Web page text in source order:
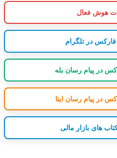
هوش فعال
در تلگرام
در پیام رسان بله
در پیام رسان ایتا
های بازار مالی